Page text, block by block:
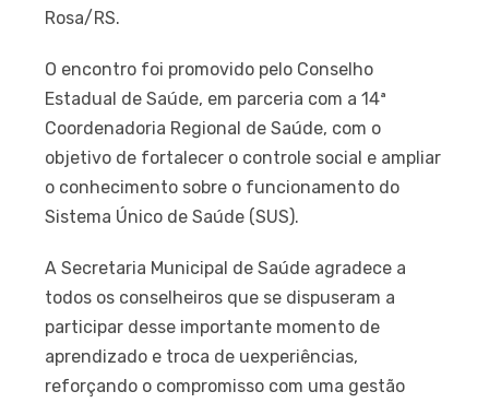
Rosa/RS.
O encontro foi promovido pelo Conselho
Estadual de Saúde, em parceria com a 14ª
Coordenadoria Regional de Saúde, com o
objetivo de fortalecer o controle social e ampliar
o conhecimento sobre o funcionamento do
Sistema Único de Saúde (SUS).
A Secretaria Municipal de Saúde agradece a
todos os conselheiros que se dispuseram a
participar desse importante momento de
aprendizado e troca de uexperiências,
reforçando o compromisso com uma gestão